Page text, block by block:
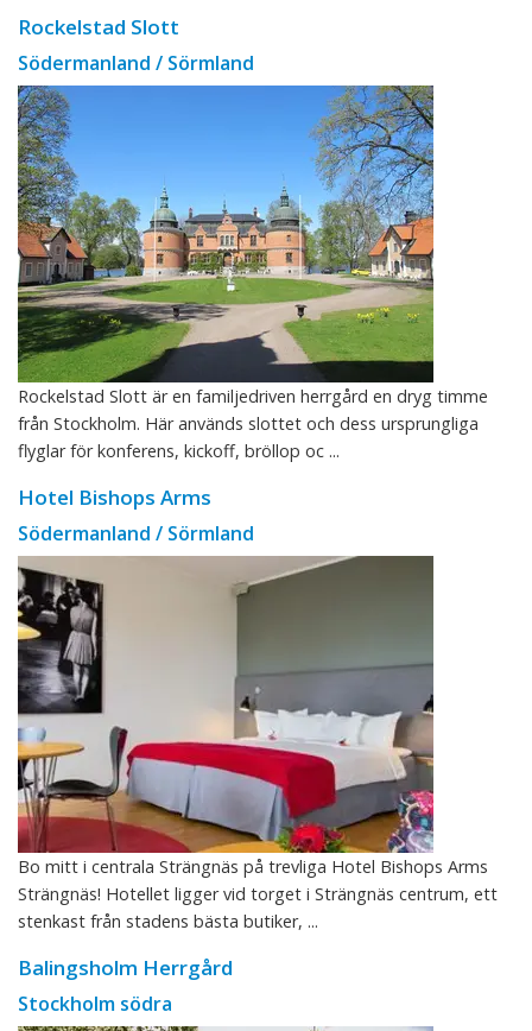
Rockelstad Slott
Södermanland / Sörmland
Rockelstad Slott är en familjedriven herrgård en dryg timme
från Stockholm. Här används slottet och dess ursprungliga
flyglar för konferens, kickoff, bröllop oc ...
Hotel Bishops Arms
Södermanland / Sörmland
Bo mitt i centrala Strängnäs på trevliga Hotel Bishops Arms
Strängnäs! Hotellet ligger vid torget i Strängnäs centrum, ett
stenkast från stadens bästa butiker, ...
Balingsholm Herrgård
Stockholm södra